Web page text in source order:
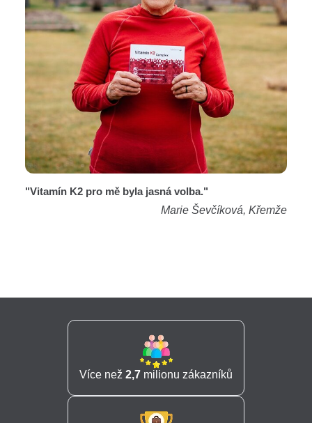
"Vitamín K2 pro mě byla jasná volba."
Marie Ševčíková, Křemže
Více než 2,7 milionu zákazníků